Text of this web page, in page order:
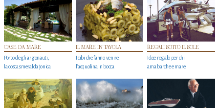
CASE DA MARE
Porto degli argonauti,
la costa smeralda jonica
IL MARE IN TAVOLA
I cibi che fanno venire
l’acquolina in bocca
REGALI SOTTO IL SOLE
Idee regalo per chi
ama barche e mare